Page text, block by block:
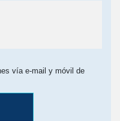
vía e-mail y móvil de